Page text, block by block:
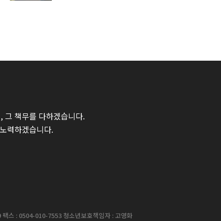
그 책무를 다하겠습니다.
력하겠습니다.
스 : 0504-010-7553 청소년보호책임자 : 고영화